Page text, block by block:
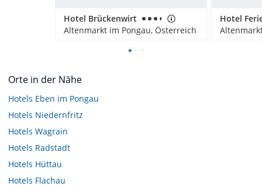
Hotel Brückenwirt
Altenmarkt im Pongau, Österreich
Orte in der Nähe
Hotels Eben im Pongau
Hotels Niedernfritz
Hotels Wagrain
Hotels Radstadt
Hotels Hüttau
Hotels Flachau